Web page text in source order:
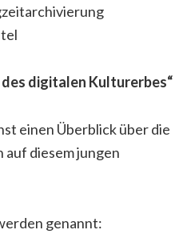
digitalen Kulturerbes“
einen Überblick über die
diesem jungen
genannt: